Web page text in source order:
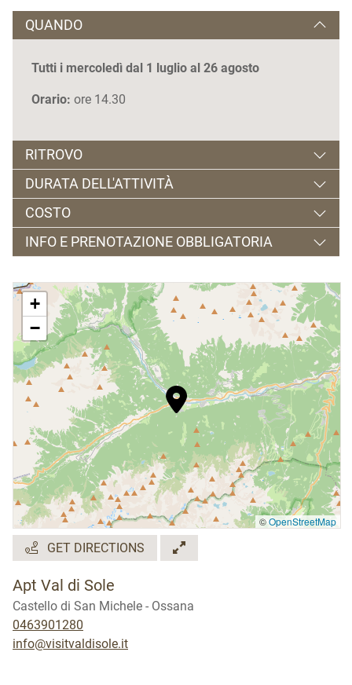
QUANDO
Tutti i mercoledì dal 1 luglio al 26 agosto
Orario: ore 14.30
RITROVO
Castello di San Michele | Ossana
DURATA DELL'ATTIVITÀ
1 ora e mezza
COSTO
€ 5,00 | Attività Singola (Bambini 6-12
all'ufficio informazioni del Castello di Ossana
anche al momento dell'inizio dell'attività stessa
(con un massimo di 45 partecipanti).
INFO E PRENOTAZIONE OBBLIGATORIA
tel. 0463 901280 ocliccando qui
+
−
©OpenStreetMap
GET DIRECTIONS
Apt Val di Sole
Castello di San Michele - Ossana
0463901280
info@visitvaldisole.it